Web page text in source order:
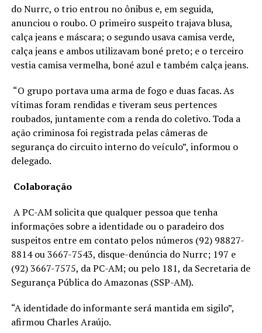
do Nurrc, o trio entrou no ônibus e, em seguida,
anunciou o roubo. O primeiro suspeito trajava blusa,
calça jeans e máscara; o segundo usava camisa verde,
calça jeans e ambos utilizavam boné preto; e o terceiro
vestia camisa vermelha, boné azul e também calça jeans.
“O grupo portava uma arma de fogo e duas facas. As
vítimas foram rendidas e tiveram seus pertences
roubados, juntamente com a renda do coletivo. Toda a
ação criminosa foi registrada pelas câmeras de
segurança do circuito interno do veículo”, informou o
delegado.
Colaboração
A PC-AM solicita que qualquer pessoa que tenha
informações sobre a identidade ou o paradeiro dos
suspeitos entre em contato pelos números (92) 98827-
8814 ou 3667-7543, disque-denúncia do Nurrc; 197 e
(92) 3667-7575, da PC-AM; ou pelo 181, da Secretaria de
Segurança Pública do Amazonas (SSP-AM).
“A identidade do informante será mantida em sigilo”,
afirmou Charles Araújo.